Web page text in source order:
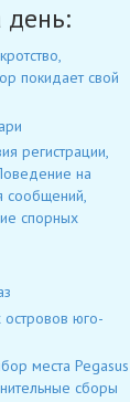
день:
покидает свой
регистрации,
на
сообщений,
спорных
островов юго-
места Pegasus
сборы